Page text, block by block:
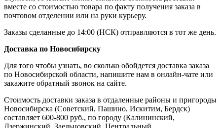
вместе со стоимостью товара по факту получения заказа в
почтовом отделении или на руки курьеру.
Заказы сделанные до 14:00 (НСК) отправляются в тот же день.
Доставка по Новосибирску
Для того чтобы узнать, во сколько обойдется доставка заказа
по Новосибирской области, напишите нам в онлайн-чате или
закажите обратный звонок на сайте.
Стоимость доставки заказа в отдаленные районы и пригороды
Новосибирска (Советский, Пашино, Искитим, Бердск)
составляет 600-800 руб., по городу (Калининский,
Дзержинский, Заельцовский, Центральный,